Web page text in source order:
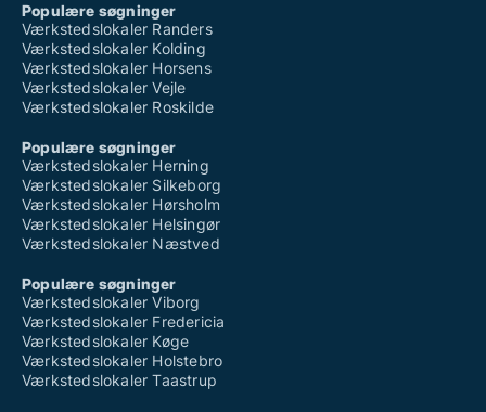
Populære søgninger
Værkstedslokaler Randers
Værkstedslokaler Kolding
Værkstedslokaler Horsens
Værkstedslokaler Vejle
Værkstedslokaler Roskilde
Populære søgninger
Værkstedslokaler Herning
Værkstedslokaler Silkeborg
Værkstedslokaler Hørsholm
Værkstedslokaler Helsingør
Værkstedslokaler Næstved
Populære søgninger
Værkstedslokaler Viborg
Værkstedslokaler Fredericia
Værkstedslokaler Køge
Værkstedslokaler Holstebro
Værkstedslokaler Taastrup